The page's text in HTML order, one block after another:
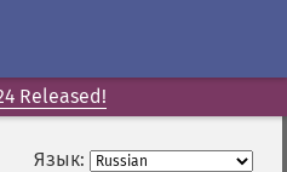
Released!
Язык: